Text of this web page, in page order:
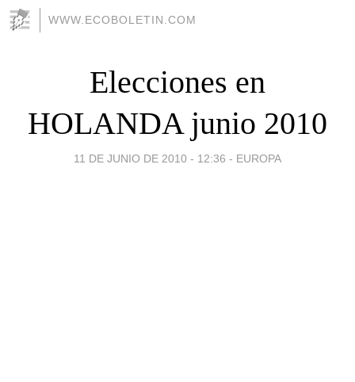
WWW.ECOBOLETIN.COM
Elecciones en
HOLANDA junio 2010
11 DE JUNIO DE 2010 - 12:36 - EUROPA